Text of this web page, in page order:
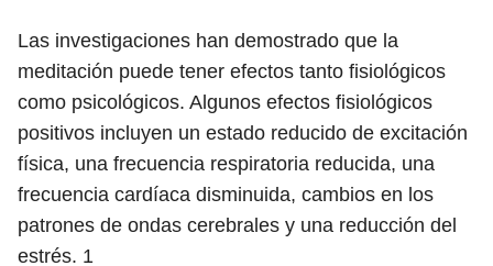
Las investigaciones han demostrado que la
meditación puede tener efectos tanto fisiológicos
como psicológicos. Algunos efectos fisiológicos
positivos incluyen un estado reducido de excitación
física, una frecuencia respiratoria reducida, una
frecuencia cardíaca disminuida, cambios en los
patrones de ondas cerebrales y una reducción del
estrés. 1